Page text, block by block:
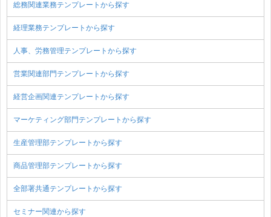
総務関連業務テンプレートから探す
経理業務テンプレートから探す
人事、労務管理テンプレートから探す
営業関連部門テンプレートから探す
経営企画関連テンプレートから探す
マーケティング部門テンプレートから探す
生産管理部テンプレートから探す
商品管理部テンプレートから探す
全部署共通テンプレートから探す
セミナー関連から探す